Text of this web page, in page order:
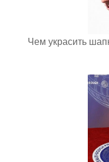
Чем украсить